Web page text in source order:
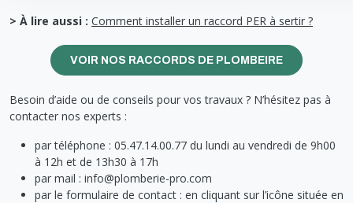
> À lire aussi : Comment installer un raccord PER à sertir ?
VOIR NOS RACCORDS DE PLOMBEIRE
Besoin d’aide ou de conseils pour vos travaux ? N’hésitez pas à
contacter nos experts :
par téléphone : 05.47.14.00.77 du lundi au vendredi de 9h00
à 12h et de 13h30 à 17h
par mail : info@plomberie-pro.com
par le formulaire de contact : en cliquant sur l’icône située en